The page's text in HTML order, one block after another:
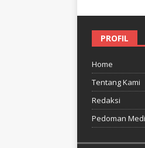
PROFIL
Home
Tentang Kami
Redaksi
Pedoman